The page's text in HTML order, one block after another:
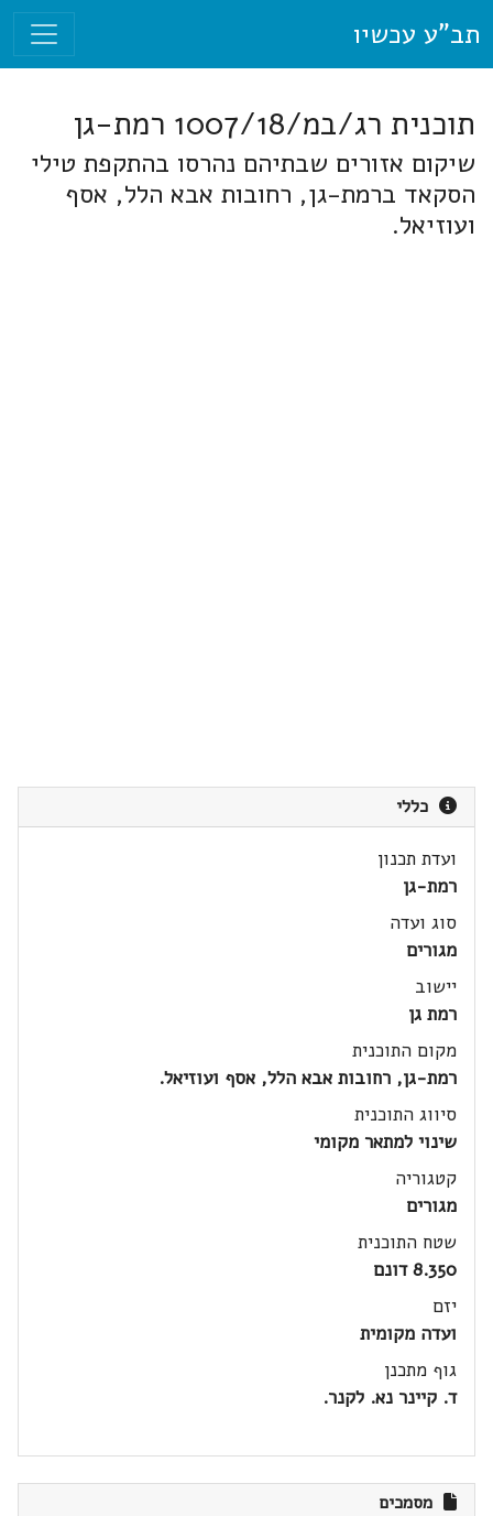
תב"ע עכשיו
תוכנית רג/במ/1007/18 רמת-גן
שיקום אזורים שבתיהם נהרסו בהתקפת טילי
הסקאד ברמת-גן, רחובות אבא הלל, אסף
ועוזיאל.
כללי
ועדת תכנון
רמת-גן
סוג ועדה
מגורים
יישוב
רמת גן
מקום התוכנית
רמת-גן, רחובות אבא הלל, אסף ועוזיאל.
סיווג התוכנית
שינוי למתאר מקומי
קטגוריה
מגורים
שטח התוכנית
8.350 דונם
יזם
ועדה מקומית
גוף מתכנן
ד. קיינר נא. לקנר.
מסמכים